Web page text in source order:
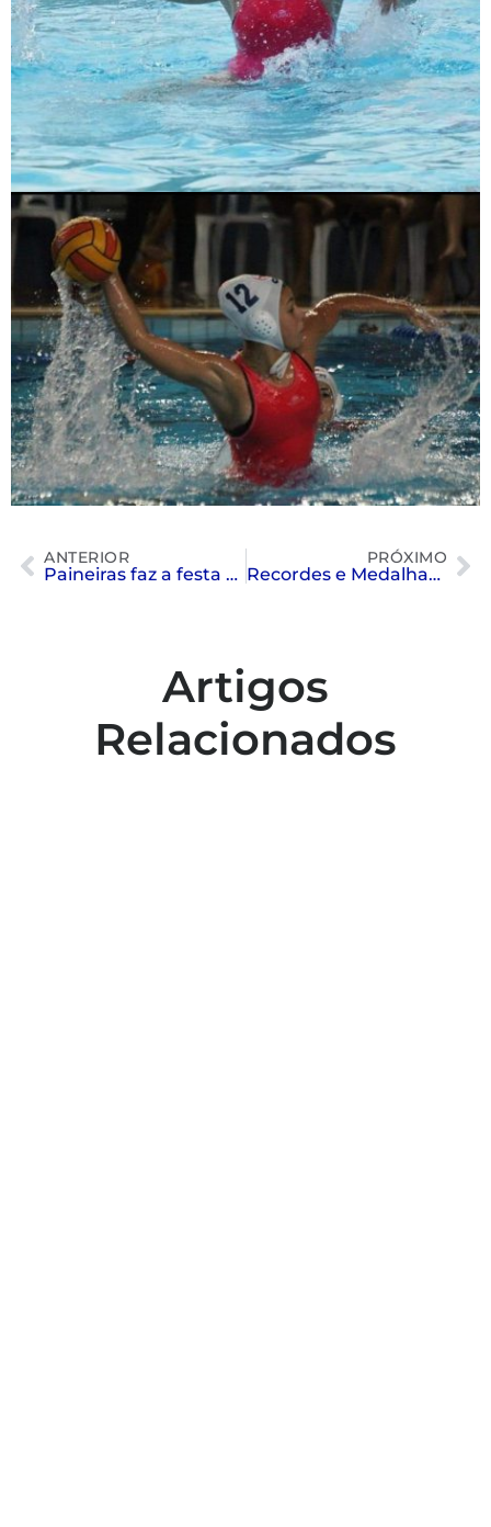
ANTERIOR
Paineiras faz a festa no Brasileirão 2019 de Tênis
PRÓXIMO
Recordes e Medalhas no Campeonato Paulista Juvenil de Natação
Artigos
Relacionados